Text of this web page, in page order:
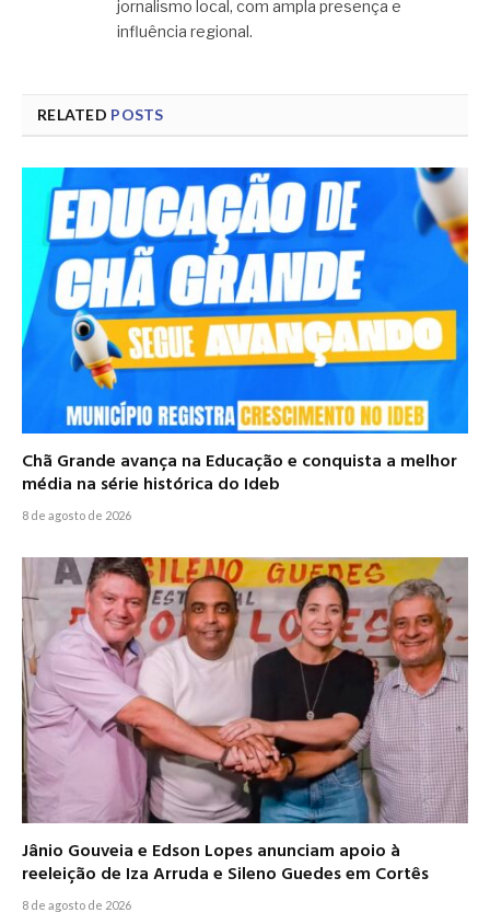
jornalismo local, com ampla presença e
influência regional.
RELATED POSTS
Chã Grande avança na Educação e conquista a melhor
média na série histórica do Ideb
8 de agosto de 2026
Jânio Gouveia e Edson Lopes anunciam apoio à
reeleição de Iza Arruda e Sileno Guedes em Cortês
8 de agosto de 2026